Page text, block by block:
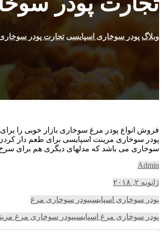
وبلاگ پودر سوخاری اسپایسی تجارت پودر
فروش انواع پودر مرغ سوخاری بازار خوبی را
پودر سوخاری مرینت اسپایسی برای طعم دار
سوخاری می باشد که مدلهای دیگری هم برای
Admin
ژانویه ۲, ۲۰۱۸
پودر سوخاری اسپایسیپودر سوخاری مرغ
پودر سوخاری مرغ اسپایسیپودر سوخاری مرغ